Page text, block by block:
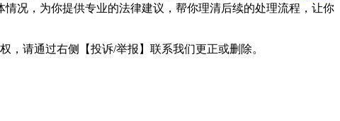
况，为你提供专业的法律建议，帮你理清后续的处理流程，让你
请通过右侧【投诉/举报】联系我们更正或删除。